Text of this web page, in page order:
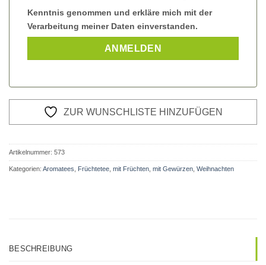
Kenntnis genommen und erkläre mich mit der
Verarbeitung meiner Daten einverstanden.
ZUR WUNSCHLISTE HINZUFÜGEN
Artikelnummer: 573
Kategorien: Aromatees Früchtetee mit Früchten mit Gewürzen Weihnachten
BESCHREIBUNG